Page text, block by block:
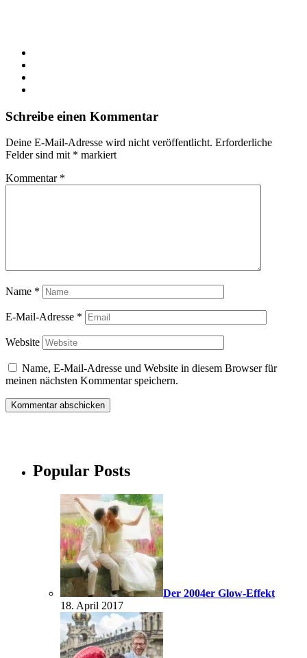
Schreibe einen Kommentar
Deine E-Mail-Adresse wird nicht veröffentlicht. Erforderliche
Felder sind mit * markiert
Kommentar *
Name *
E-Mail-Adresse *
Website
Name, E-Mail-Adresse und Website in diesem Browser für
meinen nächsten Kommentar speichern.
Popular Posts
Der 2004er Glow-Effekt
18. April 2017